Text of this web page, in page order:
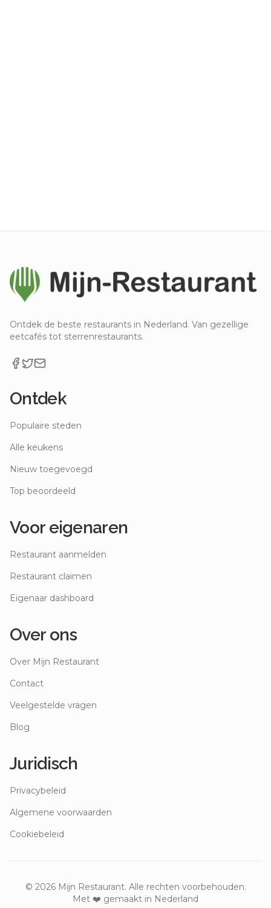
Ontdek de beste restaurants in Nederland. Van gezellige
eetcafés tot sterrenrestaurants.
Ontdek
Populaire steden
Alle keukens
Nieuw toegevoegd
Top beoordeeld
Voor eigenaren
Restaurant aanmelden
Restaurant claimen
Eigenaar dashboard
Over ons
Over Mijn Restaurant
Contact
Veelgestelde vragen
Blog
Juridisch
Privacybeleid
Algemene voorwaarden
Cookiebeleid
© 2026Mijn Restaurant. Alle rechten voorbehouden.
Met ❤️ gemaakt in Nederland